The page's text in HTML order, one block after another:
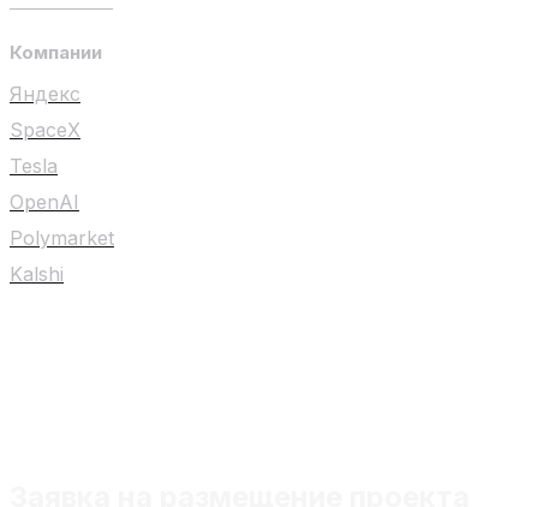
Компании
Яндекс
SpaceX
Tesla
OpenAI
Polymarket
Kalshi